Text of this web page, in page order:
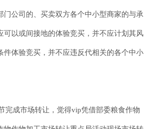
公司的、买卖双方各个中小型商家的与承
以或间接地的体验竞买，并不应计划其风
体验竞买，并不应违反代相关的各个中小
完成市场转让，觉得vip凭借部委粮食作物